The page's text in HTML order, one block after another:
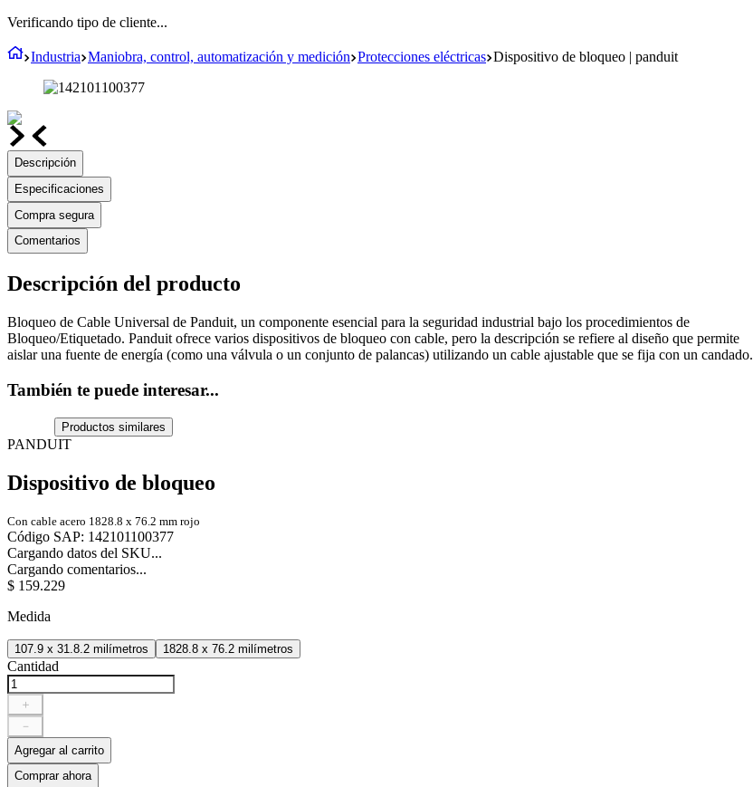
Verificando tipo de cliente...
Industria Maniobra, control, automatización y medición Protecciones eléctricas Dispositivo de bloqueo | panduit
Descripción
Especificaciones
Compra segura
Comentarios
Descripción del producto
Bloqueo de Cable Universal de Panduit, un componente esencial para la seguridad industrial bajo los procedimientos de
Bloqueo/Etiquetado. Panduit ofrece varios dispositivos de bloqueo con cable, pero la descripción se refiere al diseño que permite
aislar una fuente de energía (como una válvula o un conjunto de palancas) utilizando un cable ajustable que se fija con un candado.
También te puede interesar...
Productos similares
PANDUIT
Dispositivo de bloqueo
Con cable acero 1828.8 x 76.2 mm rojo
Código SAP: 142101100377
Cargando datos del SKU...
Cargando comentarios...
$ 159.229
Medida
107.9 x 31.8.2 milímetros 1828.8 x 76.2 milímetros
Cantidad
＋
－
Agregar al carrito
Comprar ahora